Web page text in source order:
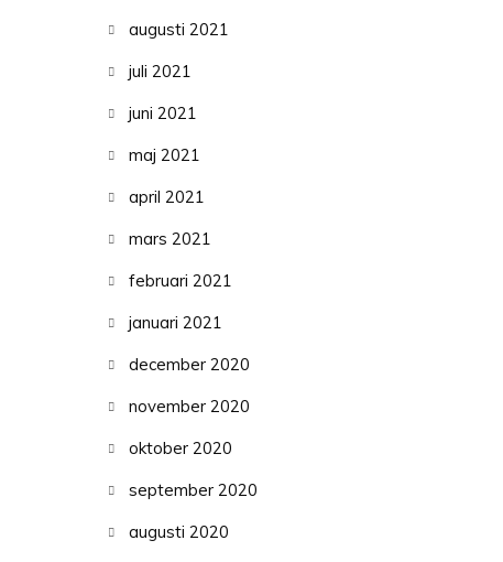
augusti 2021
juli 2021
juni 2021
maj 2021
april 2021
mars 2021
februari 2021
januari 2021
december 2020
november 2020
oktober 2020
september 2020
augusti 2020